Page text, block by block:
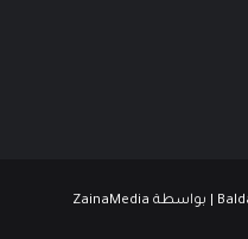
| بواسطة ZainaMedia